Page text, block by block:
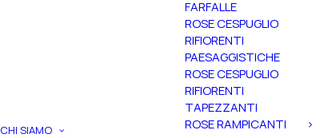
CHI SIAMO
FARFALLE
ROSE CESPUGLIO
RIFIORENTI
PAESAGGISTICHE
ROSE CESPUGLIO
RIFIORENTI
TAPEZZANTI
ROSE RAMPICANTI